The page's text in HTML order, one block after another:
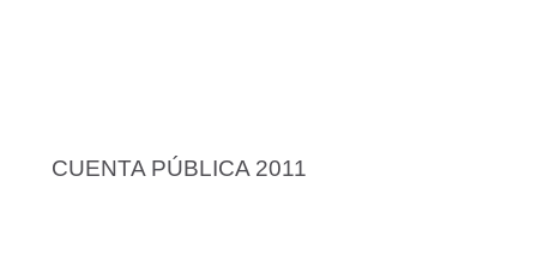
CUENTA PÚBLICA 2011